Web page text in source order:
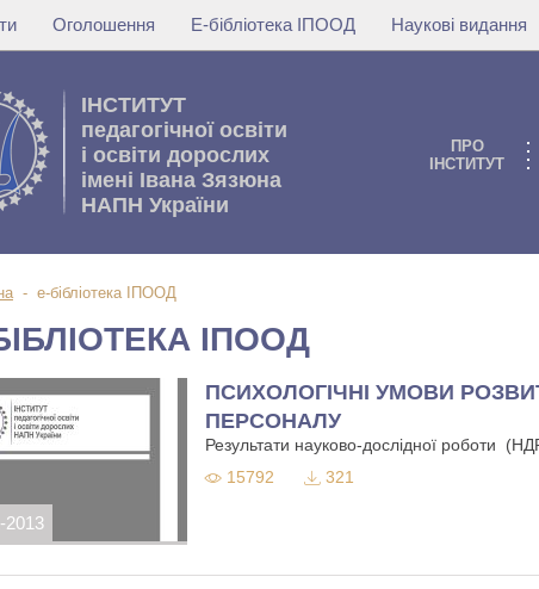
Оголошення Е-бібліотека ІПООД Наукові видання
IНСТИТУТ
педагогічної освіти
i освiти дорослих
імені Івана Зязюна
НАПН України
ПРО
IНСТИТУТ
- е-бібліотека ІПООД
ІПООД
2013
ПСИХОЛОГІЧНІ УМОВИ
ПЕРСОНАЛУ
Результати науково-дослідної роботи (НДР)
15792
321